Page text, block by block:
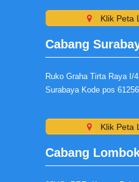
Klik Peta
Cabang
Ruko Graha Tirta Raya I/
Surabaya Kode pos 61256
Klik Peta
Cabang